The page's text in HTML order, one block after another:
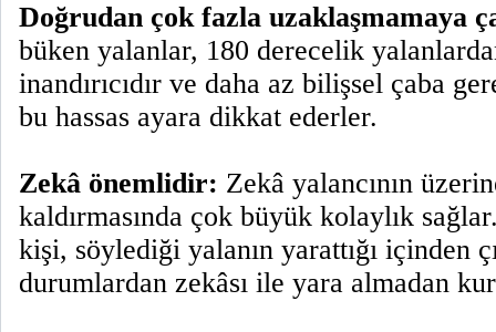
Doğrudan çok fazla uzaklaşmamaya
büken yalanlar, 180 derecelik
inandırıcıdır ve daha az bilişsel çaba
bu hassas ayara dikkat ederler.
Zekâ önemlidir: Zekâ yalancının
kaldırmasında çok büyük kolaylık
kişi, söylediği yalanın yarattığı içinden
durumlardan zekâsı ile yara almadan